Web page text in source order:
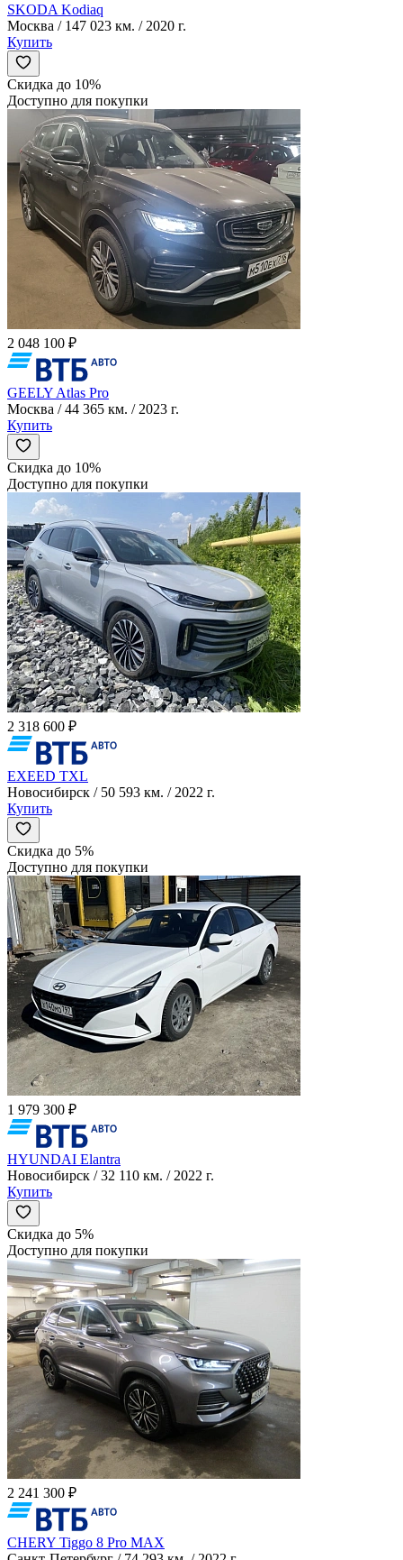
SKODA Kodiaq
Москва / 147 023 км. / 2020 г.
Купить
Скидка до 10%
Доступно для покупки
2 048 100 ₽
GEELY Atlas Pro
Москва / 44 365 км. / 2023 г.
Купить
Скидка до 10%
Доступно для покупки
2 318 600 ₽
EXEED TXL
Новосибирск / 50 593 км. / 2022 г.
Купить
Скидка до 5%
Доступно для покупки
1 979 300 ₽
HYUNDAI Elantra
Новосибирск / 32 110 км. / 2022 г.
Купить
Скидка до 5%
Доступно для покупки
2 241 300 ₽
CHERY Tiggo 8 Pro MAX